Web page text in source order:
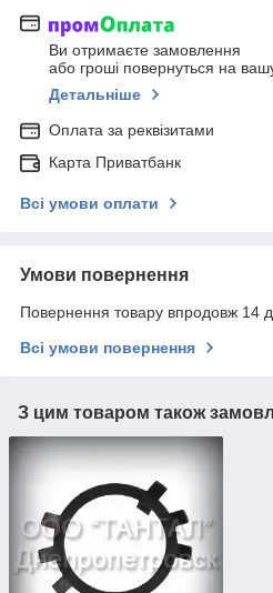
Ви отримаєте замовлення
або гроші повернуться на
Детальніше
Оплата за реквізитами
Карта Приватбанк
Всі умови оплати
Умови повернення
Повернення товару впродовж 14
Всі умови повернення
З цим товаром також